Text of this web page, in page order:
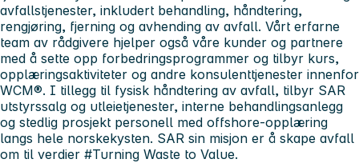
avfallstjenester, inkludert behandling, håndtering,
rengjøring, fjerning og avhending av avfall. Vårt erfarne
team av rådgivere hjelper også våre kunder og partnere
med å sette opp forbedringsprogrammer og tilbyr kurs,
opplæringsaktiviteter og andre konsulenttjenester innenfor
WCM®. I tillegg til fysisk håndtering av avfall, tilbyr SAR
utstyrssalg og utleietjenester, interne behandlingsanlegg
og stedlig prosjekt personell med offshore-opplæring
langs hele norskekysten. SAR sin misjon er å skape avfall
om til verdier #Turning Waste to Value.